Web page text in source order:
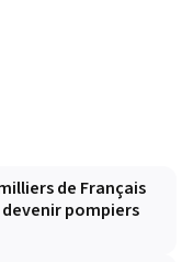
de Français
pompiers